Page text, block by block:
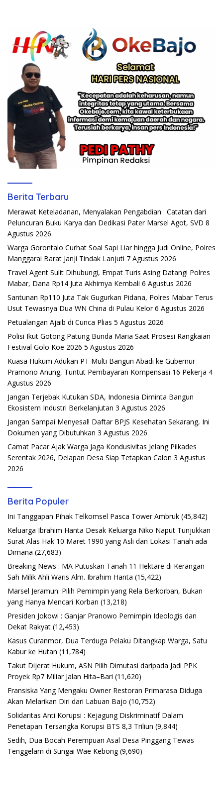
Berita Terbaru
Merawat Keteladanan, Menyalakan Pengabdian : Catatan dari
Peluncuran Buku Karya dan Dedikasi Pater Marsel Agot, SVD 8
Agustus 2026
Warga Gorontalo Curhat Soal Sapi Liar hingga Judi Online, Polres
Manggarai Barat Janji Tindak Lanjuti 7 Agustus 2026
Travel Agent Sulit Dihubungi, Empat Turis Asing Datangi Polres
Mabar, Dana Rp14 Juta Akhirnya Kembali 6 Agustus 2026
Santunan Rp110 Juta Tak Gugurkan Pidana, Polres Mabar Terus
Usut Tewasnya Dua WN China di Pulau Kelor 6 Agustus 2026
Petualangan Ajaib di Cunca Plias 5 Agustus 2026
Polisi Ikut Gotong Patung Bunda Maria Saat Prosesi Rangkaian
Festival Golo Koe 2026 5 Agustus 2026
Kuasa Hukum Adukan PT Multi Bangun Abadi ke Gubernur
Pramono Anung, Tuntut Pembayaran Kompensasi 16 Pekerja 4
Agustus 2026
Jangan Terjebak Kutukan SDA, Indonesia Diminta Bangun
Ekosistem Industri Berkelanjutan 3 Agustus 2026
Jangan Sampai Menyesal! Daftar BPJS Kesehatan Sekarang, Ini
Dokumen yang Dibutuhkan 3 Agustus 2026
Camat Pacar Ajak Warga Jaga Kondusivitas Jelang Pilkades
Serentak 2026, Delapan Desa Siap Tetapkan Calon 3 Agustus
2026
Berita Populer
Ini Tanggapan Pihak Telkomsel Pasca Tower Ambruk (45,842)
Keluarga Ibrahim Hanta Desak Keluarga Niko Naput Tunjukkan
Surat Alas Hak 10 Maret 1990 yang Asli dan Lokasi Tanah ada
Dimana (27,683)
Breaking News : MA Putuskan Tanah 11 Hektare di Kerangan
Sah Milik Ahli Waris Alm. Ibrahim Hanta (15,422)
Marsel Jeramun: Pilih Pemimpin yang Rela Berkorban, Bukan
yang Hanya Mencari Korban (13,218)
Presiden Jokowi : Ganjar Pranowo Pemimpin Ideologis dan
Dekat Rakyat (12,453)
Kasus Curanmor, Dua Terduga Pelaku Ditangkap Warga, Satu
Kabur ke Hutan (11,784)
Takut Dijerat Hukum, ASN Pilih Dimutasi daripada Jadi PPK
Proyek Rp7 Miliar Jalan Hita–Bari (11,620)
Fransiska Yang Mengaku Owner Restoran Primarasa Diduga
Akan Melarikan Diri dari Labuan Bajo (10,752)
Solidaritas Anti Korupsi : Kejagung Diskriminatif Dalam
Penetapan Tersangka Korupsi BTS 8,3 Triliun (9,844)
Sedih, Dua Bocah Perempuan Asal Desa Pinggang Tewas
Tenggelam di Sungai Wae Kebong (9,690)